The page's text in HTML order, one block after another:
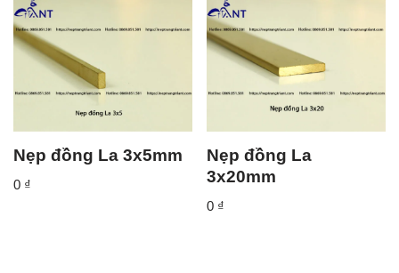
Nẹp đồng La 3x5mm
0 ₫
Nẹp đồng La
3x20mm
0 ₫